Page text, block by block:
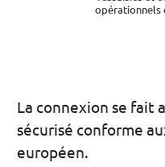
opérationnels
La connexion se fait
sécurisé conforme
européen.